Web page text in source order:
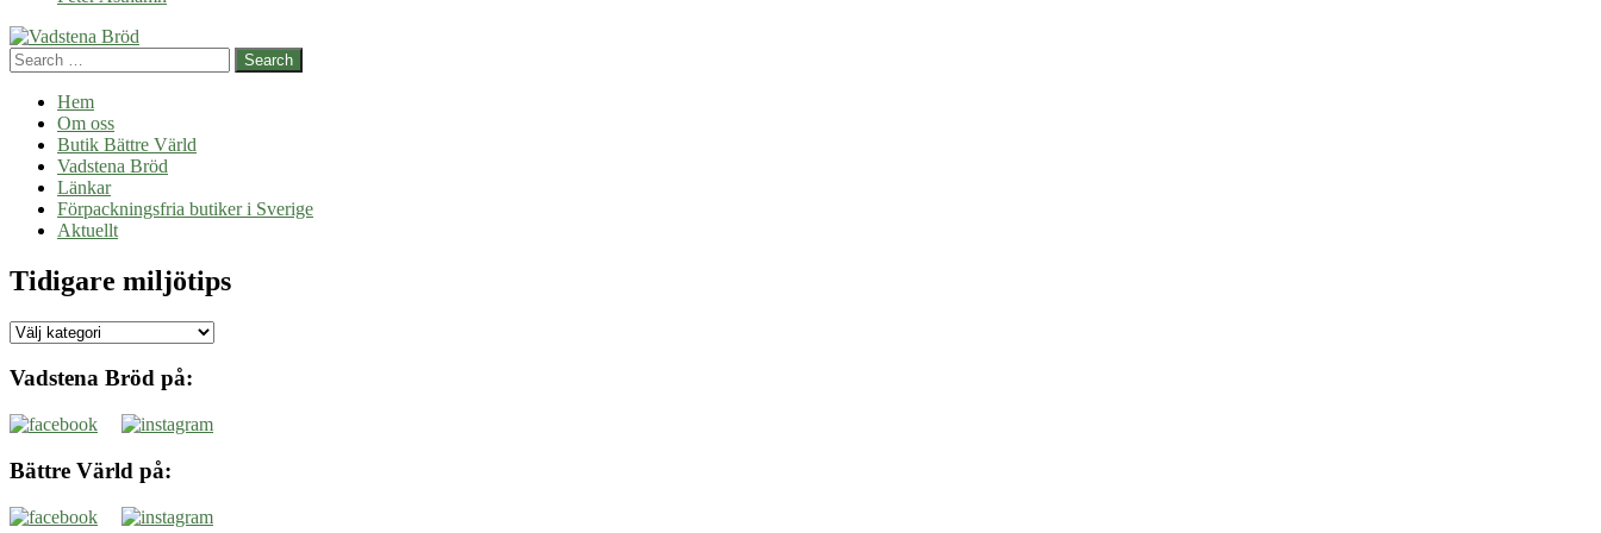
Search
Hem
Om oss
Butik Bättre Värld
Vadstena Bröd
Länkar
Förpackningsfria butiker i Sverige
Aktuellt
Tidigare miljötips
Tidigare
Vadstena Bröd på:
Bättre Värld på: